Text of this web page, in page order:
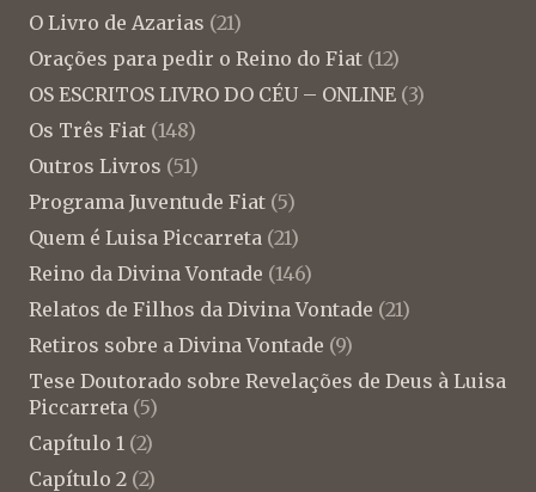
O Livro de Azarias (21)
Orações para pedir o Reino do Fiat (12)
OS ESCRITOS LIVRO DO CÉU – ONLINE (3)
Os Três Fiat (148)
Outros Livros (51)
Programa Juventude Fiat (5)
Quem é Luisa Piccarreta (21)
Reino da Divina Vontade (146)
Relatos de Filhos da Divina Vontade (21)
Retiros sobre a Divina Vontade (9)
Tese Doutorado sobre Revelações de Deus à Luisa
Piccarreta (5)
Capítulo 1 (2)
Capítulo 2 (2)